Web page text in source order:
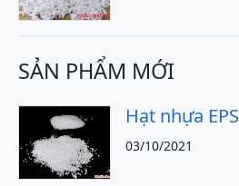
SẢN PHẨM MỚI
Hạt nhựa EPS
03/10/2021